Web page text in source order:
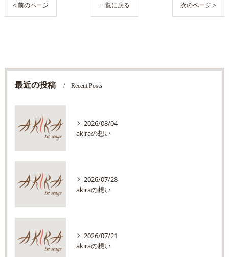
< 前のページ 一覧に戻る 次のページ >
最近の投稿 Recent Posts
2026/08/04
akiraの想い
2026/07/28
akiraの想い
2026/07/21
akiraの想い